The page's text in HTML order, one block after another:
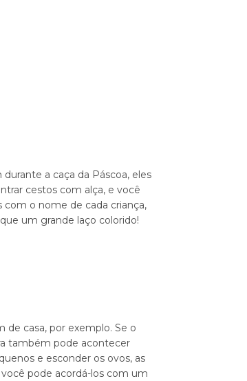
a caça da Páscoa, eles
cestos com alça, e você
o nome de cada criança,
um grande laço colorido!
de casa, por exemplo. Se o
também pode acontecer
e esconder os ovos, as
pode acordá-los com um